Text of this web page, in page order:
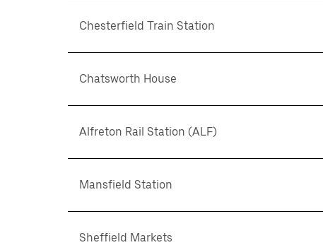
Chesterfield Train Station
Chatsworth House
Alfreton Rail Station (ALF)
Mansfield Station
Sheffield Markets